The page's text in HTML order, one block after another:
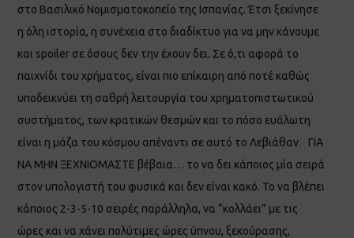
στο Βασιλικό Νομισματοκοπείο της Ισπανίας. Έτσι ξεκίνησε
η όλη ιστορία, η συνέχεια στο διαδίκτυο για να μην κάνουμε
και spoiler σε όσους δεν την έχουν δει. Σε ό,τι αφορά το
παιχνίδι του χρήματος, είναι πιο επίκαιρη από ποτέ καθώς
υποδεικνύει τη σαθρή λειτουργία του χρηματοπιστωτικού
συστήματος, των κρατικών θεσμών και το πόσο ευάλωτη
είναι η μάζα του κόσμου απέναντι σε αυτό το Λεβιάθαν. ΓΙΑ
ΝΑ ΜΗΝ ΞΕΧΝΙΟΜΑΣΤΕ βέβαια… το να δει κάποιος μία σειρά
στον υπολογιστή του φυσικά και δεν είναι κακό. Το να βλέπει
κάποιος 2-3-5-10 σειρές παράλληλα, να “κολλάει” με τις
ώρες και να χάνει πολύτιμες ώρες ύπνου, ξεκούρασης,